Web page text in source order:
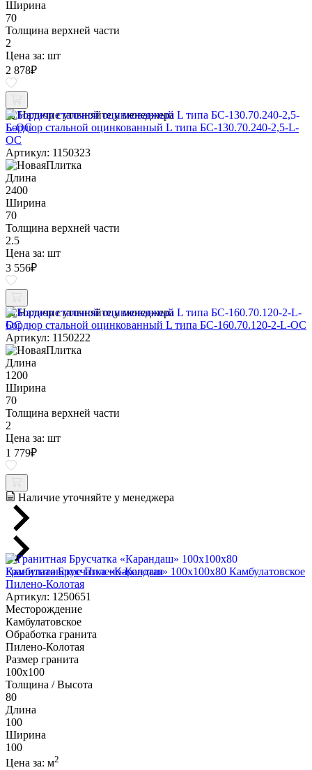
Ширина
70
Толщина верхней части
2
Цена за: шт
2 878₽
Наличие уточняйте у менеджера
Бордюр стальной оцинкованный L типа БС-130.70.240-2,5-L-
ОС
Артикул: 1150323
Длина
2400
Ширина
70
Толщина верхней части
2.5
Цена за: шт
3 556₽
Наличие уточняйте у менеджера
Бордюр стальной оцинкованный L типа БС-160.70.120-2-L-ОС
Артикул: 1150222
Длина
1200
Ширина
70
Толщина верхней части
2
Цена за: шт
1 779₽
Наличие уточняйте у менеджера
Гранитная Брусчатка «Карандаш» 100х100x80 Камбулатовское
Пилено-Колотая
Артикул: 1250651
Месторождение
Камбулатовское
Обработка гранита
Пилено-Колотая
Размер гранита
100х100
Толщина / Высота
80
Длина
100
Ширина
100
Цена за: м2